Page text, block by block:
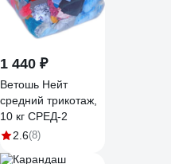
1 440 ₽
Ветошь Нейт
средний трикотаж,
10 кг СРЕД-2
2.6(8)